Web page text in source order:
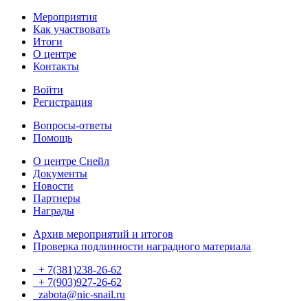
Мероприятия
Как участвовать
Итоги
О центре
Контакты
Войти
Регистрация
Вопросы-ответы
Помощь
О центре Снейл
Документы
Новости
Партнеры
Награды
Архив мероприятий и итогов
Проверка подлинности наградного материала
+ 7(381)238-26-62
+ 7(903)927-26-62
zabota@nic-snail.ru